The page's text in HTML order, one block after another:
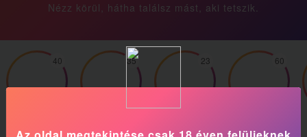
Nézz körül, hátha találsz mást, aki tetszik.
40 35 23 60